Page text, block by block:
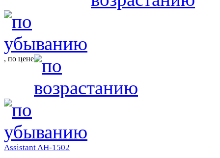
, по цене
Assistant AH-1502